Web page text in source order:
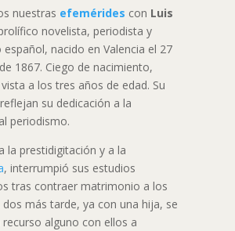
nuestras efemérides con Luis
novelista, periodista y
nacido en Valencia el 27
1867. Ciego de nacimiento,
a los tres años de edad. Su
su dedicación a la
periodismo.
la prestidigitación y a la
, interrumpió sus estudios
tras contraer matrimonio a los
dos más tarde, ya con una hija, se
alguno con ellos a